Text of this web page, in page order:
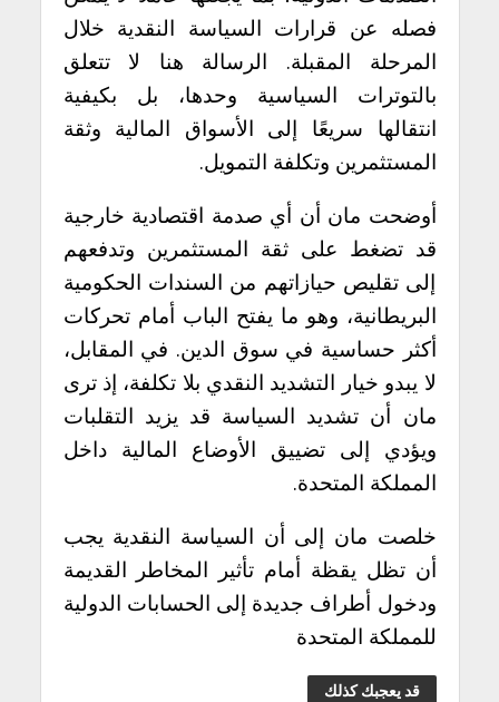
فصله عن قرارات السياسة النقدية خلال
المرحلة المقبلة. الرسالة هنا لا تتعلق
بالتوترات السياسية وحدها، بل بكيفية
انتقالها سريعًا إلى الأسواق المالية وثقة
المستثمرين وتكلفة التمويل.
أوضحت مان أن أي صدمة اقتصادية خارجية
قد تضغط على ثقة المستثمرين وتدفعهم
إلى تقليص حيازاتهم من السندات الحكومية
البريطانية، وهو ما يفتح الباب أمام تحركات
أكثر حساسية في سوق الدين. في المقابل،
لا يبدو خيار التشديد النقدي بلا تكلفة، إذ ترى
مان أن تشديد السياسة قد يزيد التقلبات
ويؤدي إلى تضييق الأوضاع المالية داخل
المملكة المتحدة.
خلصت مان إلى أن السياسة النقدية يجب
أن تظل يقظة أمام تأثير المخاطر القديمة
ودخول أطراف جديدة إلى الحسابات الدولية
للمملكة المتحدة
قد يعجبك كذلك